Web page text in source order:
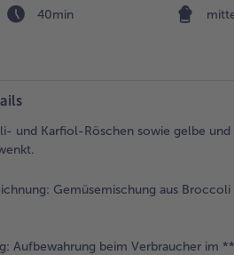
40min
und Karfiol-Röschen sowie gelbe
Gemüsemischung aus
Aufbewahrung beim Verbraucher im